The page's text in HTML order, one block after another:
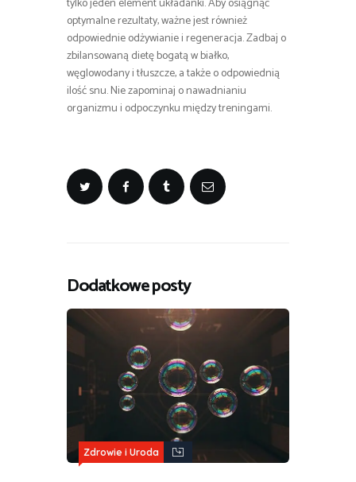
optymalne rezultaty, ważne jest również
odpowiednie odżywianie i regeneracja. Zadbaj o
zbilansowaną dietę bogatą w białko,
węglowodany i tłuszcze, a także o odpowiednią
ilość snu. Nie zapominaj o nawadnianiu
organizmu i odpoczynku między treningami.
Dodatkowe posty
Zdrowie i Uroda